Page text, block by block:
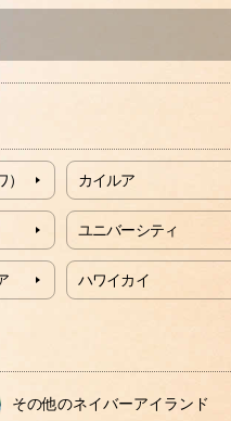
カイルア
ユニバーシティ
ハワイカイ
その他のネイバーアイランド